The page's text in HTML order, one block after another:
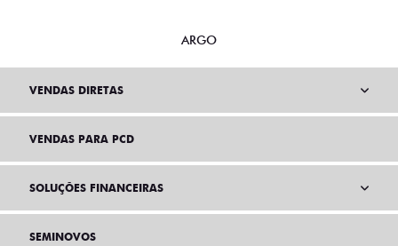
ARGO
VENDAS DIRETAS
VENDAS PARA PCD
SOLUÇÕES FINANCEIRAS
SEMINOVOS